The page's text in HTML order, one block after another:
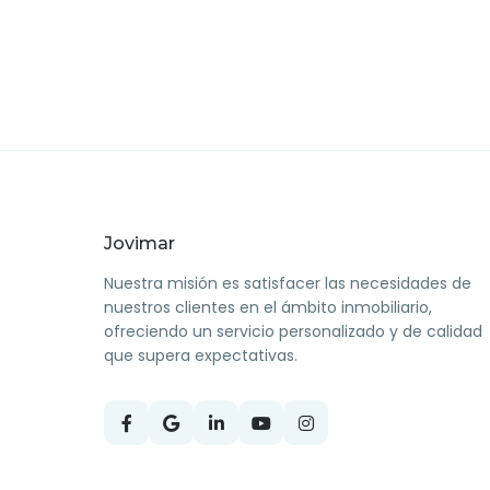
Jovimar
Nuestra misión es satisfacer las necesidades de
nuestros clientes en el ámbito inmobiliario,
ofreciendo un servicio personalizado y de calidad
que supera expectativas.